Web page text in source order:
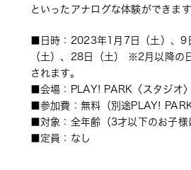
といったアナログな体験ができます
■日時：2023年1月7日（土）、9
（土）、28日（土） ※2月以降の
されます。
■会場：PLAY! PARK〈スタジオ〉
■参加費：無料（別途PLAY!
■対象：全年齢（3才以下のお子様
■定員：なし